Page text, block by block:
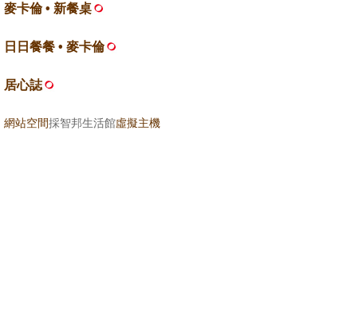
麥卡倫 • 新餐桌
日日餐餐 • 麥卡倫
居心誌
網站空間採智邦生活館虛擬主機